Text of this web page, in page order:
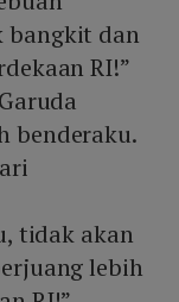
bangkit dan
RI!”
benderaku.
tidak akan
lebih